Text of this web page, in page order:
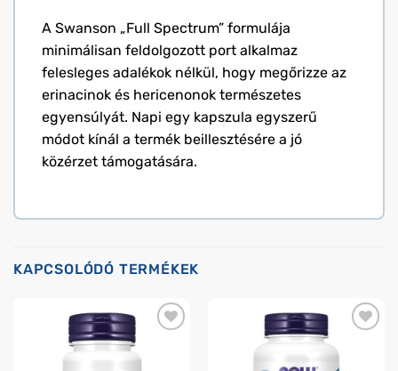
A Swanson „Full Spectrum” formulája
minimálisan feldolgozott port alkalmaz
felesleges adalékok nélkül, hogy megőrizze az
erinacinok és hericenonok természetes
egyensúlyát. Napi egy kapszula egyszerű
módot kínál a termék beillesztésére a jó
közérzet támogatására.
KAPCSOLÓDÓ TERMÉKEK